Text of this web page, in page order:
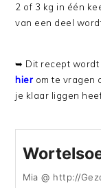
2 of 3 kg in één
van een deel
➥ Dit recept
hier om te vragen
je klaar liggen
Mia @ http://